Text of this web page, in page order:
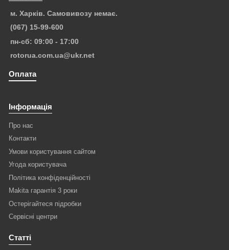
м. Харків. Самовивозу немає.
(067) 15-99-600
пн-сб: 09:00 - 17:00
rotorua.com.ua@ukr.net
Оплата
Інформація
Про нас
Контакти
Умови користування сайтом
Угода користувача
Політика конфіденційності
Makita гарантія 3 роки
Остерігайтеся підробки
Сервісні центри
Статті